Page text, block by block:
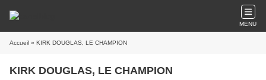
MENU
Accueil » KIRK DOUGLAS, LE CHAMPION
KIRK DOUGLAS, LE CHAMPION